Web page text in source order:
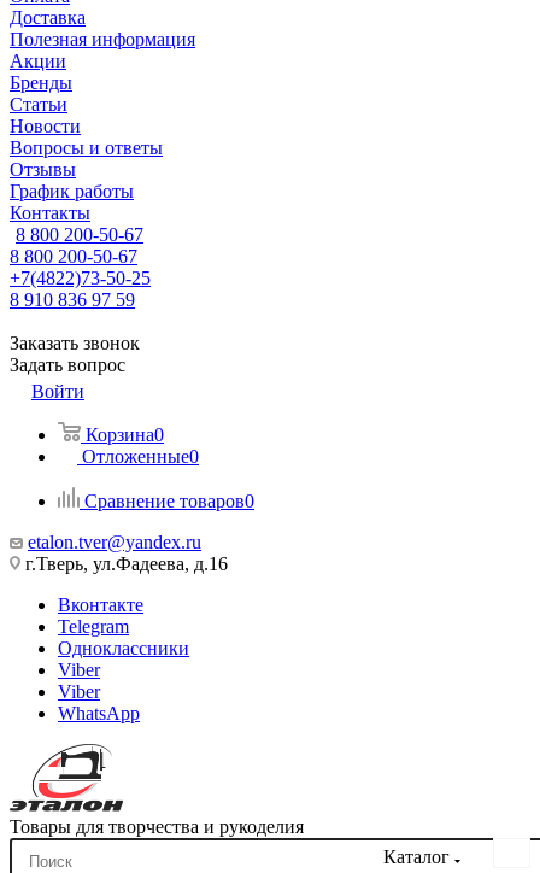
Доставка
Полезная информация
Акции
Бренды
Статьи
Новости
Вопросы и ответы
Отзывы
График работы
Контакты
8 800 200-50-67
8 800 200-50-67
+7(4822)73-50-25
8 910 836 97 59
Заказать звонок
Задать вопрос
Войти
Корзина0
Отложенные0
Сравнение товаров0
etalon.tver@yandex.ru
г.Тверь, ул.Фадеева, д.16
Вконтакте
Telegram
Одноклассники
Viber
Viber
WhatsApp
Товары для творчества и рукоделия
Каталог